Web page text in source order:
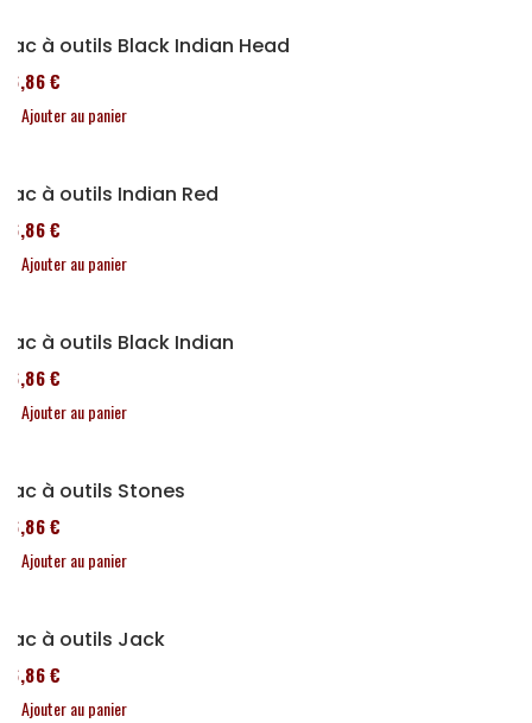
Sac à outils Black Indian Head
76,86 €
Ajouter au panier
Sac à outils Indian Red
76,86 €
Ajouter au panier
Sac à outils Black Indian
76,86 €
Ajouter au panier
Sac à outils Stones
76,86 €
Ajouter au panier
Sac à outils Jack
76,86 €
Ajouter au panier